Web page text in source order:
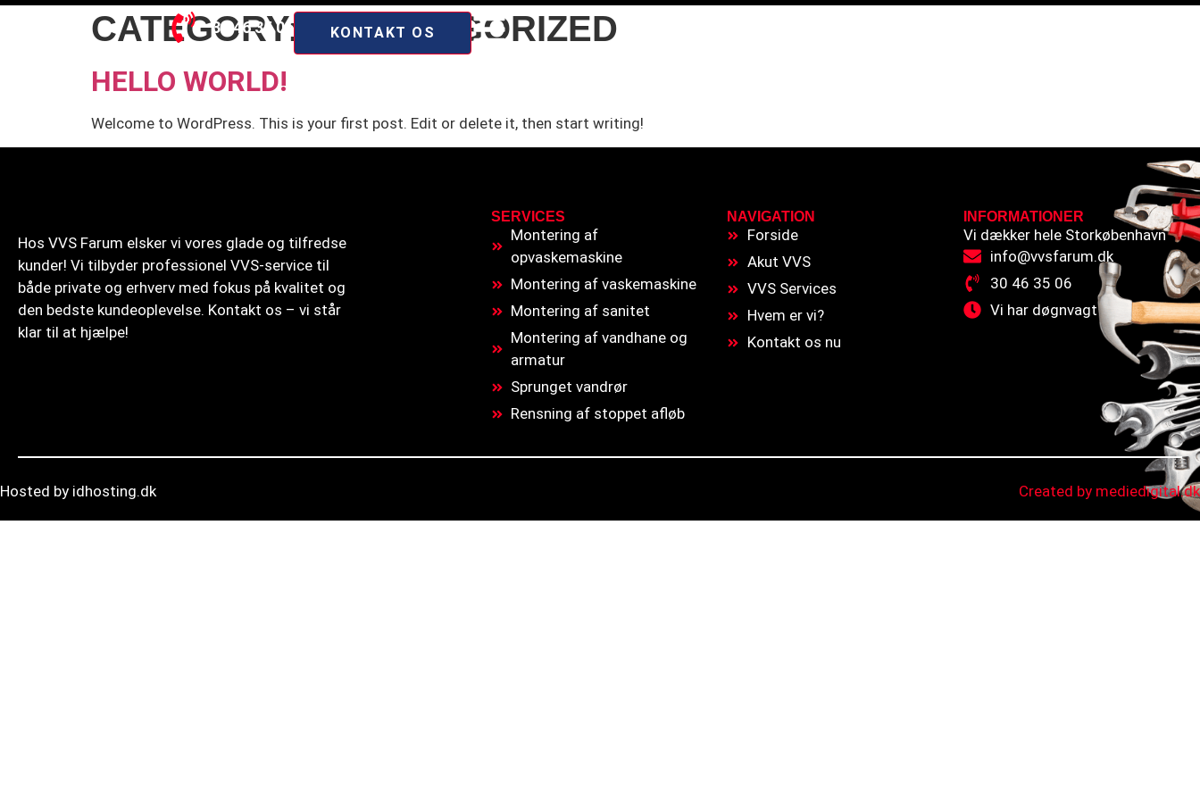
30 46 35 06 KONTAKT OS
CATEGORY: UNCATEGORIZED
HELLO WORLD!
Welcome to WordPress. This is your first post. Edit or delete it, then start writing!
Hos VVS Farum elsker vi vores glade og tilfredse
kunder! Vi tilbyder professionel VVS-service til
både private og erhverv med fokus på kvalitet og
den bedste kundeoplevelse. Kontakt os – vi står
klar til at hjælpe!
SERVICES
Montering af
opvaskemaskine
Montering af vaskemaskine
Montering af sanitet
Montering af vandhane og
armatur
Sprunget vandrør
Rensning af stoppet afløb
NAVIGATION
Forside
Akut VVS
VVS Services
Hvem er vi?
Kontakt os nu
INFORMATIONER
Vi dækker hele Storkøbenhavn
info@vvsfarum.dk
30 46 35 06
Vi har døgnvagt
Hosted by idhosting.dk Created by mediedigital.dk